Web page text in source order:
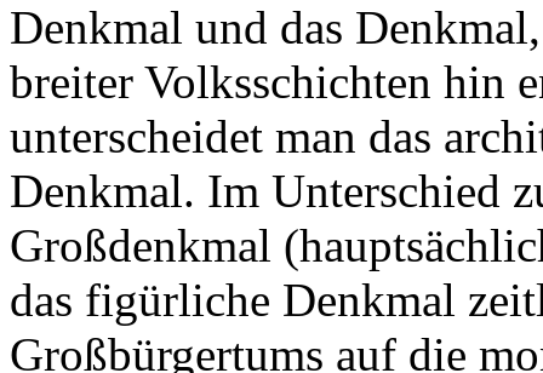
Denkmal und das
breiter Volksschichten hin
unterscheidet man das
Denkmal. Im Unterschied
Großdenkmal
das figürliche Denkmal
Großbürgertums auf die